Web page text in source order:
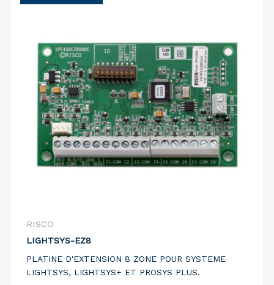
RISCO
LIGHTSYS-EZ8
PLATINE D'EXTENSION 8 ZONE POUR SYSTEME
LIGHTSYS, LIGHTSYS+ ET PROSYS PLUS.